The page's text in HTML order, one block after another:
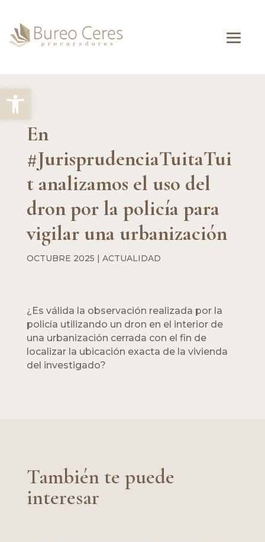
Abrir barra de herramientas
En
#JurisprudenciaTuitaTui
t analizamos el uso del
dron por la policía para
vigilar una urbanización
OCTUBRE 2025 | ACTUALIDAD
¿Es válida la observación realizada por la
policía utilizando un dron en el interior de
una urbanización cerrada con el fin de
localizar la ubicación exacta de la vivienda
del investigado?
También te puede
interesar